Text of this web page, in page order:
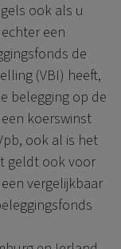
ook als u
een
de
(VBI) heeft,
belegging op de
koerswinst
ook al is het
geldt ook voor
vergelijkbaar